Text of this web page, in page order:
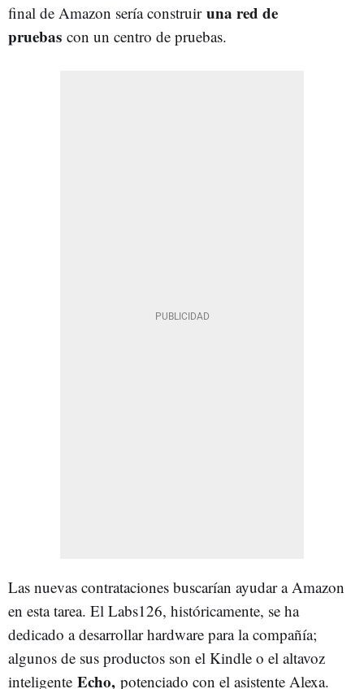
final de Amazon sería construir una red de
pruebas con un centro de pruebas.
Las nuevas contrataciones buscarían ayudar a Amazon
en esta tarea. El Labs126, históricamente, se ha
dedicado a desarrollar hardware para la compañía;
algunos de sus productos son el Kindle o el altavoz
inteligente Echo, potenciado con el asistente Alexa.